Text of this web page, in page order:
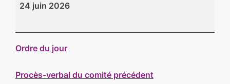
24 juin 2026
Ordre du jour
Procès-verbal du comité précédent